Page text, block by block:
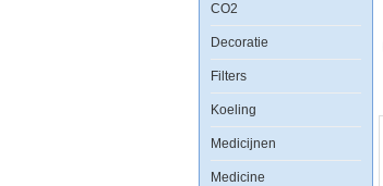
CO2
Decoratie
Filters
Koeling
Medicijnen
Medicine